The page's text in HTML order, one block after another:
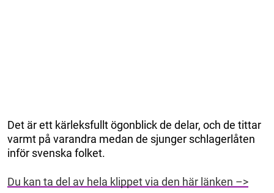
Det är ett kärleksfullt ögonblick de delar, och de tittar
varmt på varandra medan de sjunger schlagerlåten
inför svenska folket.
Du kan ta del av hela klippet via den här länken –>